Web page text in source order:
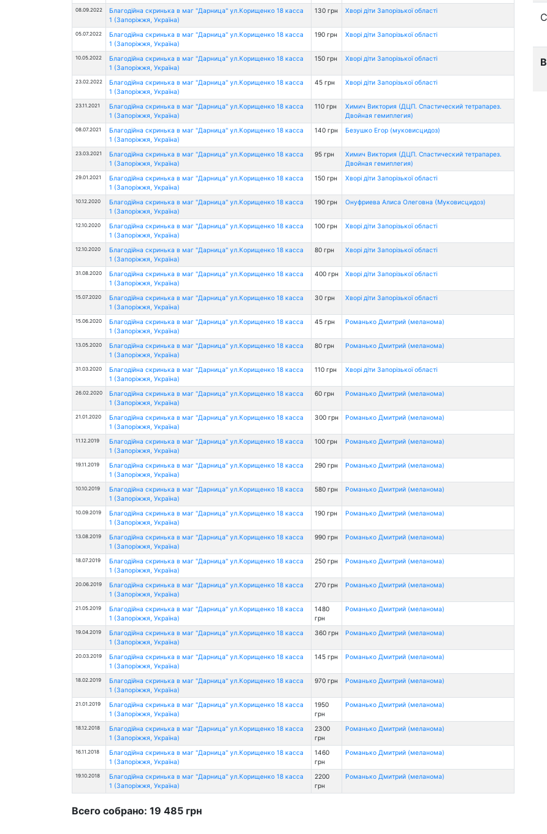
08.09.2022
Благодійна скринька в маг "Дарница" ул.Корищенко 18 касса
1 (Запоріжжя, Україна)
130 грн Хворі діти Запорізької області
05.07.2022
Благодійна скринька в маг "Дарница" ул.Корищенко 18 касса
1 (Запоріжжя, Україна)
190 грн Хворі діти Запорізької області
10.05.2022
Благодійна скринька в маг "Дарница" ул.Корищенко 18 касса
1 (Запоріжжя, Україна)
150 грн Хворі діти Запорізької області
23.02.2022
Благодійна скринька в маг "Дарница" ул.Корищенко 18 касса
1 (Запоріжжя, Україна)
45 грн Хворі діти Запорізької області
23.11.2021
Благодійна скринька в маг "Дарница" ул.Корищенко 18 касса
1 (Запоріжжя, Україна)
110 грн
Химич Виктория (ДЦП. Спастический тетрапарез.
Двойная гемиплегия)
08.07.2021
Благодійна скринька в маг "Дарница" ул.Корищенко 18 касса
1 (Запоріжжя, Україна)
140 грн Безушко Егор (муковисцидоз)
23.03.2021
Благодійна скринька в маг "Дарница" ул.Корищенко 18 касса
1 (Запоріжжя, Україна)
95 грн
Химич Виктория (ДЦП. Спастический тетрапарез.
Двойная гемиплегия)
29.01.2021
Благодійна скринька в маг "Дарница" ул.Корищенко 18 касса
1 (Запоріжжя, Україна)
150 грн Хворі діти Запорізької області
10.12.2020
Благодійна скринька в маг "Дарница" ул.Корищенко 18 касса
1 (Запоріжжя, Україна)
190 грн Онуфриева Алиса Олеговна (Муковисцидоз)
12.10.2020
Благодійна скринька в маг "Дарница" ул.Корищенко 18 касса
1 (Запоріжжя, Україна)
100 грн Хворі діти Запорізької області
12.10.2020
Благодійна скринька в маг "Дарница" ул.Корищенко 18 касса
1 (Запоріжжя, Україна)
80 грн Хворі діти Запорізької області
31.08.2020
Благодійна скринька в маг "Дарница" ул.Корищенко 18 касса
1 (Запоріжжя, Україна)
400 грн Хворі діти Запорізької області
15.07.2020
Благодійна скринька в маг "Дарница" ул.Корищенко 18 касса
1 (Запоріжжя, Україна)
30 грн Хворі діти Запорізької області
15.06.2020
Благодійна скринька в маг "Дарница" ул.Корищенко 18 касса
1 (Запоріжжя, Україна)
45 грн Романько Дмитрий (меланома)
13.05.2020
Благодійна скринька в маг "Дарница" ул.Корищенко 18 касса
1 (Запоріжжя, Україна)
80 грн Романько Дмитрий (меланома)
31.03.2020
Благодійна скринька в маг "Дарница" ул.Корищенко 18 касса
1 (Запоріжжя, Україна)
110 грн Хворі діти Запорізької області
26.02.2020
Благодійна скринька в маг "Дарница" ул.Корищенко 18 касса
1 (Запоріжжя, Україна)
60 грн Романько Дмитрий (меланома)
21.01.2020
Благодійна скринька в маг "Дарница" ул.Корищенко 18 касса
1 (Запоріжжя, Україна)
300 грн Романько Дмитрий (меланома)
11.12.2019
Благодійна скринька в маг "Дарница" ул.Корищенко 18 касса
1 (Запоріжжя, Україна)
100 грн Романько Дмитрий (меланома)
19.11.2019
Благодійна скринька в маг "Дарница" ул.Корищенко 18 касса
1 (Запоріжжя, Україна)
290 грн Романько Дмитрий (меланома)
10.10.2019
Благодійна скринька в маг "Дарница" ул.Корищенко 18 касса
1 (Запоріжжя, Україна)
580 грн Романько Дмитрий (меланома)
10.09.2019
Благодійна скринька в маг "Дарница" ул.Корищенко 18 касса
1 (Запоріжжя, Україна)
190 грн Романько Дмитрий (меланома)
13.08.2019
Благодійна скринька в маг "Дарница" ул.Корищенко 18 касса
1 (Запоріжжя, Україна)
990 грн Романько Дмитрий (меланома)
18.07.2019
Благодійна скринька в маг "Дарница" ул.Корищенко 18 касса
1 (Запоріжжя, Україна)
250 грн Романько Дмитрий (меланома)
20.06.2019
Благодійна скринька в маг "Дарница" ул.Корищенко 18 касса
1 (Запоріжжя, Україна)
270 грн Романько Дмитрий (меланома)
21.05.2019
Благодійна скринька в маг "Дарница" ул.Корищенко 18 касса
1 (Запоріжжя, Україна)
1480
грн
Романько Дмитрий (меланома)
19.04.2019
Благодійна скринька в маг "Дарница" ул.Корищенко 18 касса
1 (Запоріжжя, Україна)
360 грн Романько Дмитрий (меланома)
20.03.2019
Благодійна скринька в маг "Дарница" ул.Корищенко 18 касса
1 (Запоріжжя, Україна)
145 грн Романько Дмитрий (меланома)
18.02.2019
Благодійна скринька в маг "Дарница" ул.Корищенко 18 касса
1 (Запоріжжя, Україна)
970 грн Романько Дмитрий (меланома)
21.01.2019
Благодійна скринька в маг "Дарница" ул.Корищенко 18 касса
1 (Запоріжжя, Україна)
1950
грн
Романько Дмитрий (меланома)
18.12.2018
Благодійна скринька в маг "Дарница" ул.Корищенко 18 касса
1 (Запоріжжя, Україна)
2300
грн
Романько Дмитрий (меланома)
16.11.2018
Благодійна скринька в маг "Дарница" ул.Корищенко 18 касса
1 (Запоріжжя, Україна)
1460
грн
Романько Дмитрий (меланома)
19.10.2018
Благодійна скринька в маг "Дарница" ул.Корищенко 18 касса
1 (Запоріжжя, Україна)
2200
грн
Романько Дмитрий (меланома)
Всего собрано: 19 485 грн